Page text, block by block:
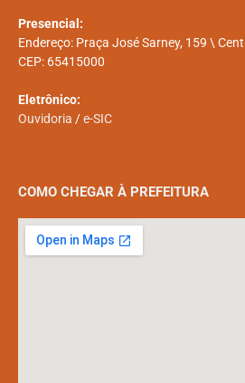
Presencial:
Endereço: Praça José Sarney, 159 \
CEP: 65415000
Eletrônico:
Ouvidoria /e-SIC
COMO CHEGAR À PREFEITURA